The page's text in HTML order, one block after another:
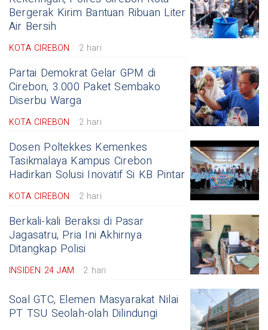
Bergerak Kirim Bantuan Ribuan Liter
Air Bersih
KOTA CIREBON 2 hari
Partai Demokrat Gelar GPM di
Cirebon, 3.000 Paket Sembako
Diserbu Warga
KOTA CIREBON 2 hari
Dosen Poltekkes Kemenkes
Tasikmalaya Kampus Cirebon
Hadirkan Solusi Inovatif Si KB Pintar
KOTA CIREBON 2 hari
Berkali-kali Beraksi di Pasar
Jagasatru, Pria Ini Akhirnya
Ditangkap Polisi
INSIDEN 24 JAM 2 hari
Soal GTC, Elemen Masyarakat Nilai
PT TSU Seolah-olah Dilindungi